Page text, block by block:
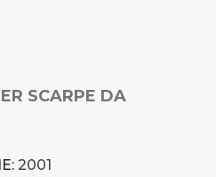
SCARPE DA
2001